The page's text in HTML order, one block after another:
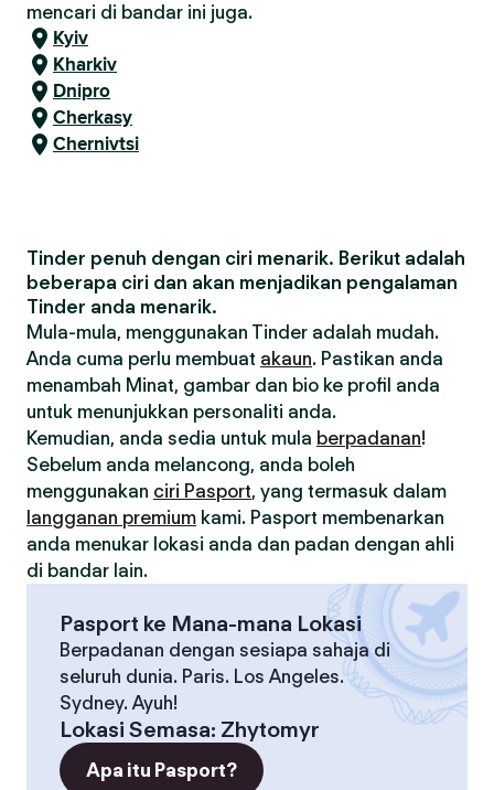
mencari di bandar ini juga.
Kyiv
Kharkiv
Dnipro
Cherkasy
Chernivtsi
Tinder penuh dengan ciri menarik. Berikut adalah
beberapa ciri dan akan menjadikan pengalaman
Tinder anda menarik.
Mula-mula, menggunakan Tinder adalah mudah.
Anda cuma perlu membuat akaun. Pastikan anda
menambah Minat, gambar dan bio ke profil anda
untuk menunjukkan personaliti anda.
Kemudian, anda sedia untuk mula berpadanan!
Sebelum anda melancong, anda boleh
menggunakan ciri Pasport, yang termasuk dalam
langganan premium kami. Pasport membenarkan
anda menukar lokasi anda dan padan dengan ahli
di bandar lain.
Pasport ke Mana-mana Lokasi
Berpadanan dengan sesiapa sahaja di
seluruh dunia. Paris. Los Angeles.
Sydney. Ayuh!
Lokasi Semasa: Zhytomyr
Apa itu Pasport?